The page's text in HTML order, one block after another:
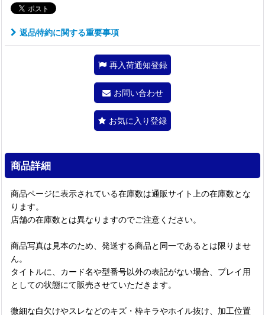
返品特約に関する重要事項
再入荷通知登録
お問い合わせ
お気に入り登録
商品詳細
商品ページに表示されている在庫数は通販サイト上の在庫数とな
ります。
店舗の在庫数とは異なりますのでご注意ください。
商品写真は見本のため、発送する商品と同一であるとは限りませ
ん。
タイトルに、カード名や型番号以外の表記がない場合、プレイ用
としての状態にて販売させていただきます。
微細な白欠けやスレなどのキズ・枠キラやホイル抜け、加工位置